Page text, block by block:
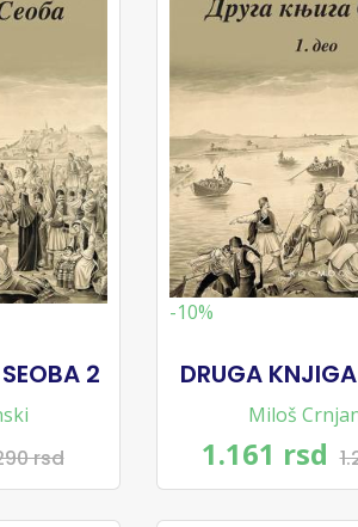
2
rsd
-10%
DRUGA
Miloš
1.161 rsd